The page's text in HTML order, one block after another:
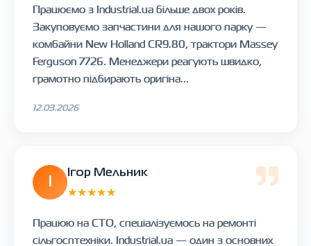
Працюємо з Industrial.ua більше двох років.
Закуповуємо запчастини для нашого парку —
комбайни New Holland CR9.80, трактори Massey
Ferguson 7726. Менеджери реагують швидко,
грамотно підбирають оригіна...
12.03.2026
Ігор Мельник
★★★★★
Працюю на СТО, спеціалізуємось на ремонті
сільгосптехніки. Industrial.ua — один з основних